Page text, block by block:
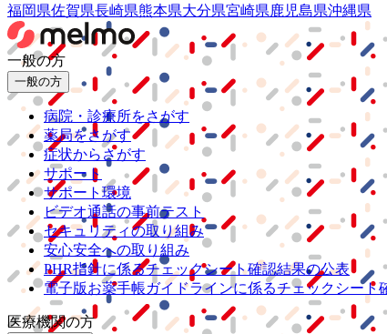
福岡県佐賀県長崎県熊本県大分県宮崎県鹿児島県沖縄県
一般の方
一般の方
病院・診療所をさがす
薬局をさがす
症状からさがす
サポート
サポート環境
ビデオ通話の事前テスト
セキュリティの取り組み
安心安全への取り組み
PHR指針に係るチェックシート確認結果の公表
電子版お薬手帳ガイドラインに係るチェックシート
医療機関の方